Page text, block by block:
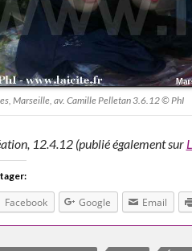
Marseille, av. Camille Pelletan 3.6.12 © PhI
12.4.12 (publié également sur
Facebook Google Email